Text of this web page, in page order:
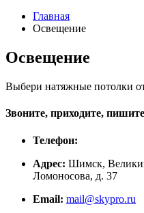
Главная
Освещение
Освещение
Выбери натяжные потолки
Звоните, приходите, пишите
Телефон:
Адрес: Шимск,
Ломоносова, д. 37
Email: mail@skypro.ru